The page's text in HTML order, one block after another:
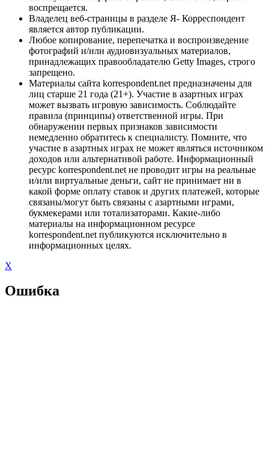
воспрещается.
Владелец веб-страницы в разделе Я- Корреспондент
является автор публикации.
Любое копирование, перепечатка и воспроизведение
фотографий и/или аудиовизуальных материалов,
принадлежащих правообладателю Getty Images, строго
запрещено.
Материалы сайта korrespondent.net предназначены для
лиц старше 21 года (21+). Участие в азартных играх
может вызвать игровую зависимость. Соблюдайте
правила (принципы) ответственной игры. При
обнаружении первых признаков зависимости
немедленно обратитесь к специалисту. Помните, что
участие в азартных играх не может являться источником
доходов или альтернативой работе. Информационный
ресурс korrespondent.net не проводит игры на реальные
и/или виртуальные деньги, сайт не принимает ни в
какой форме оплату ставок и других платежей, которые
связаны/могут быть связаны с азартными играми,
букмекерами или тотализаторами. Какие-либо
материалы на информационном ресурсе
korrespondent.net публикуются исключительно в
информационных целях.
X
Ошибка